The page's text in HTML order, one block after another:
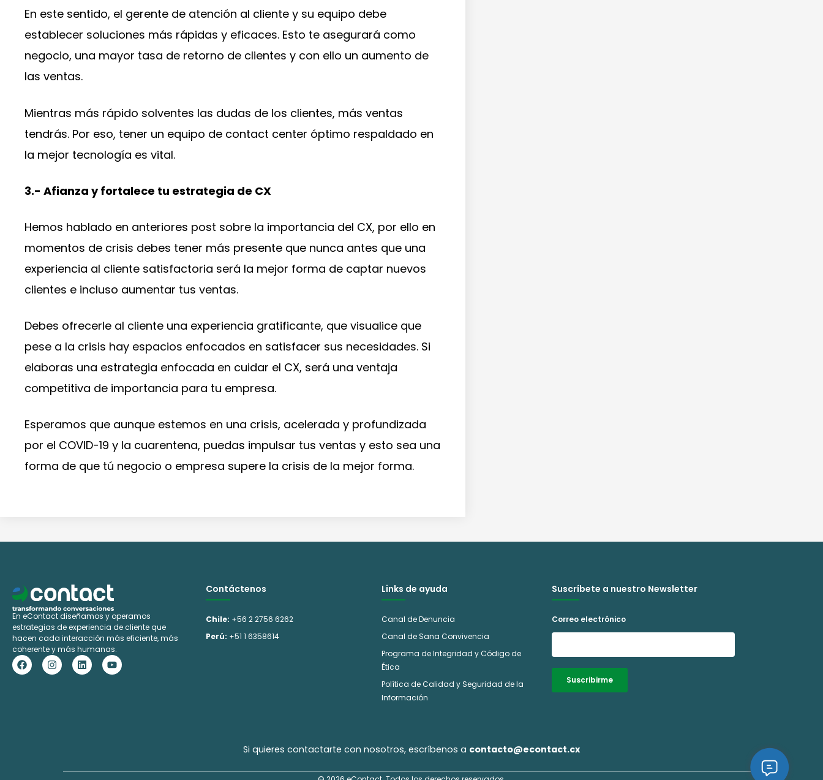
En este sentido, el gerente de atención al cliente y su equipo debe
establecer soluciones más rápidas y eficaces. Esto te asegurará como
negocio, una mayor tasa de retorno de clientes y con ello un aumento de
las ventas.
Mientras más rápido solventes las dudas de los clientes, más ventas
tendrás. Por eso, tener un equipo de contact center óptimo respaldado en
la mejor tecnología es vital.
3.- Afianza y fortalece tu estrategia de CX
Hemos hablado en anteriores post sobre la importancia del CX, por ello en
momentos de crisis debes tener más presente que nunca antes que una
experiencia al cliente satisfactoria será la mejor forma de captar nuevos
clientes e incluso aumentar tus ventas.
Debes ofrecerle al cliente una experiencia gratificante, que visualice que
pese a la crisis hay espacios enfocados en satisfacer sus necesidades. Si
elaboras una estrategia enfocada en cuidar el CX, será una ventaja
competitiva de importancia para tu empresa.
Esperamos que aunque estemos en una crisis, acelerada y profundizada
por el COVID-19 y la cuarentena, puedas impulsar tus ventas y esto sea una
forma de que tú negocio o empresa supere la crisis de la mejor forma.
En eContact diseñamos y operamos
estrategias de experiencia de cliente que
hacen cada interacción más eficiente, más
coherente y más humanas.
F
a
c
I
n
s
L
i
n
Y
o
u
Contáctenos
Chile: +56 2 2756 6262
Perú: +51 1 6358614
Links de ayuda
Canal de Denuncia
Canal de Sana Convivencia
Programa de Integridad y Código de
Ética
Política de Calidad y Seguridad de la
Información
Suscríbete a nuestro Newsletter
Correo electrónico
Suscribirme
Si quieres contactarte con nosotros, escríbenos a contacto@econtact.cx